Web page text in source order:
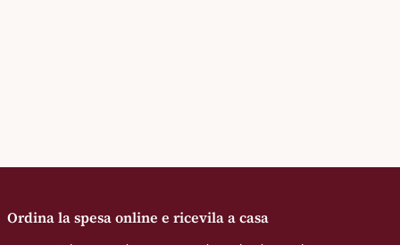
Ordina la spesa online e ricevila a casa